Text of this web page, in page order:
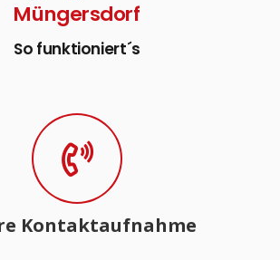
Müngersdorf
So funktioniert´s
Kontaktaufnahme